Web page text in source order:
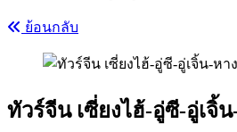
ย้อนกลับ
ทัวร์จีน เซี่ยงไฮ้-อู่ซี-อู่เจิ้